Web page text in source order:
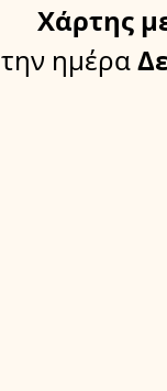
Χάρτης
την ημέρα